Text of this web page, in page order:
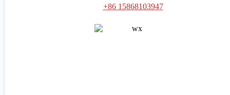
+86 15868103947